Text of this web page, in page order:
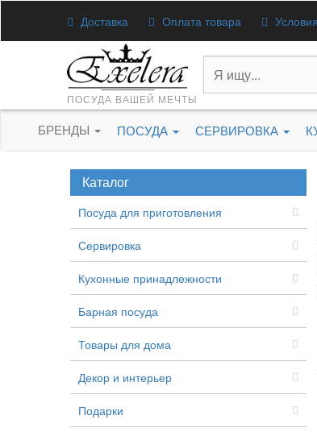
Доставка Оплата товара
ПОСУДА ВАШЕЙ МЕЧТЫ
БРЕНДЫ ПОСУДА СЕРВИРОВКА
Каталог
Посуда для приготовления
Сервировка
Кухонные принадлежности
Барная посуда
Товары для дома
Декор и интерьер
Подарки